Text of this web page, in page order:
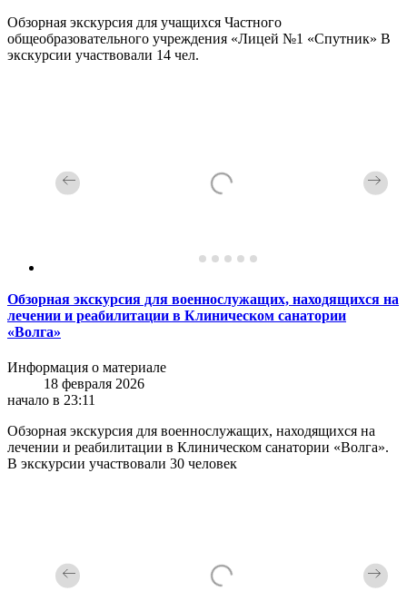
Обзорная экскурсия для учащихся Частного
общеобразовательного учреждения «Лицей №1 «Спутник» В
экскурсии участвовали 14 чел.
Обзорная экскурсия для военнослужащих, находящихся на
лечении и реабилитации в Клиническом санатории
«Волга»
Информация о материале
18 февраля 2026
начало в 23:11
Обзорная экскурсия для военнослужащих, находящихся на
лечении и реабилитации в Клиническом санатории «Волга».
В экскурсии участвовали 30 человек